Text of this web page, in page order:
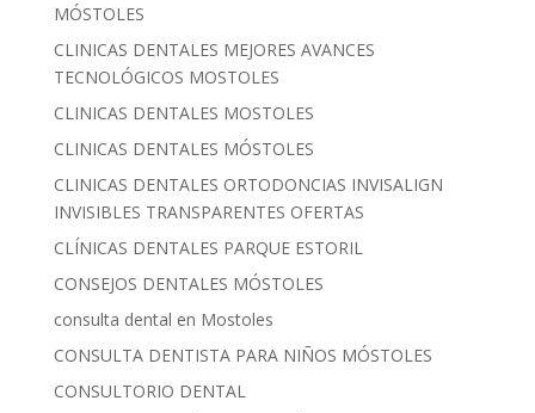
MÓSTOLES
CLINICAS DENTALES MEJORES AVANCES
TECNOLÓGICOS MOSTOLES
CLINICAS DENTALES MOSTOLES
CLINICAS DENTALES MÓSTOLES
CLINICAS DENTALES ORTODONCIAS INVISALIGN
INVISIBLES TRANSPARENTES OFERTAS
CLÍNICAS DENTALES PARQUE ESTORIL
CONSEJOS DENTALES MÓSTOLES
consulta dental en Mostoles
CONSULTA DENTISTA PARA NIÑOS MÓSTOLES
CONSULTORIO DENTAL